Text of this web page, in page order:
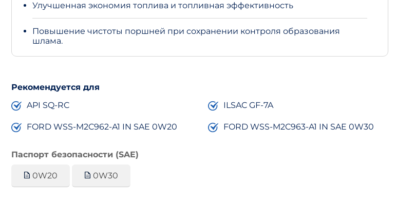
Улучшенная экономия топлива и топливная эффективность
Повышение чистоты поршней при сохранении контроля образования
шлама.
Рекомендуется для
API SQ-RC
ILSAC GF-7A
FORD WSS-M2C962-A1 IN SAE 0W20 FORD WSS-M2C963-A1 IN SAE 0W30
Паспорт безопасности (SAE)
0W20 0W30